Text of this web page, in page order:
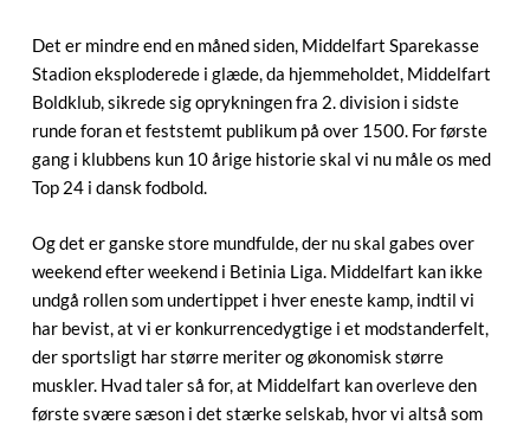
Det er mindre end en måned siden, Middelfart Sparekasse
Stadion eksploderede i glæde, da hjemmeholdet, Middelfart
Boldklub, sikrede sig oprykningen fra 2. division i sidste
runde foran et feststemt publikum på over 1500. For første
gang i klubbens kun 10 årige historie skal vi nu måle os med
Top 24 i dansk fodbold.
Og det er ganske store mundfulde, der nu skal gabes over
weekend efter weekend i Betinia Liga. Middelfart kan ikke
undgå rollen som undertippet i hver eneste kamp, indtil vi
har bevist, at vi er konkurrencedygtige i et modstanderfelt,
der sportsligt har større meriter og økonomisk større
muskler. Hvad taler så for, at Middelfart kan overleve den
første svære sæson i det stærke selskab, hvor vi altså som